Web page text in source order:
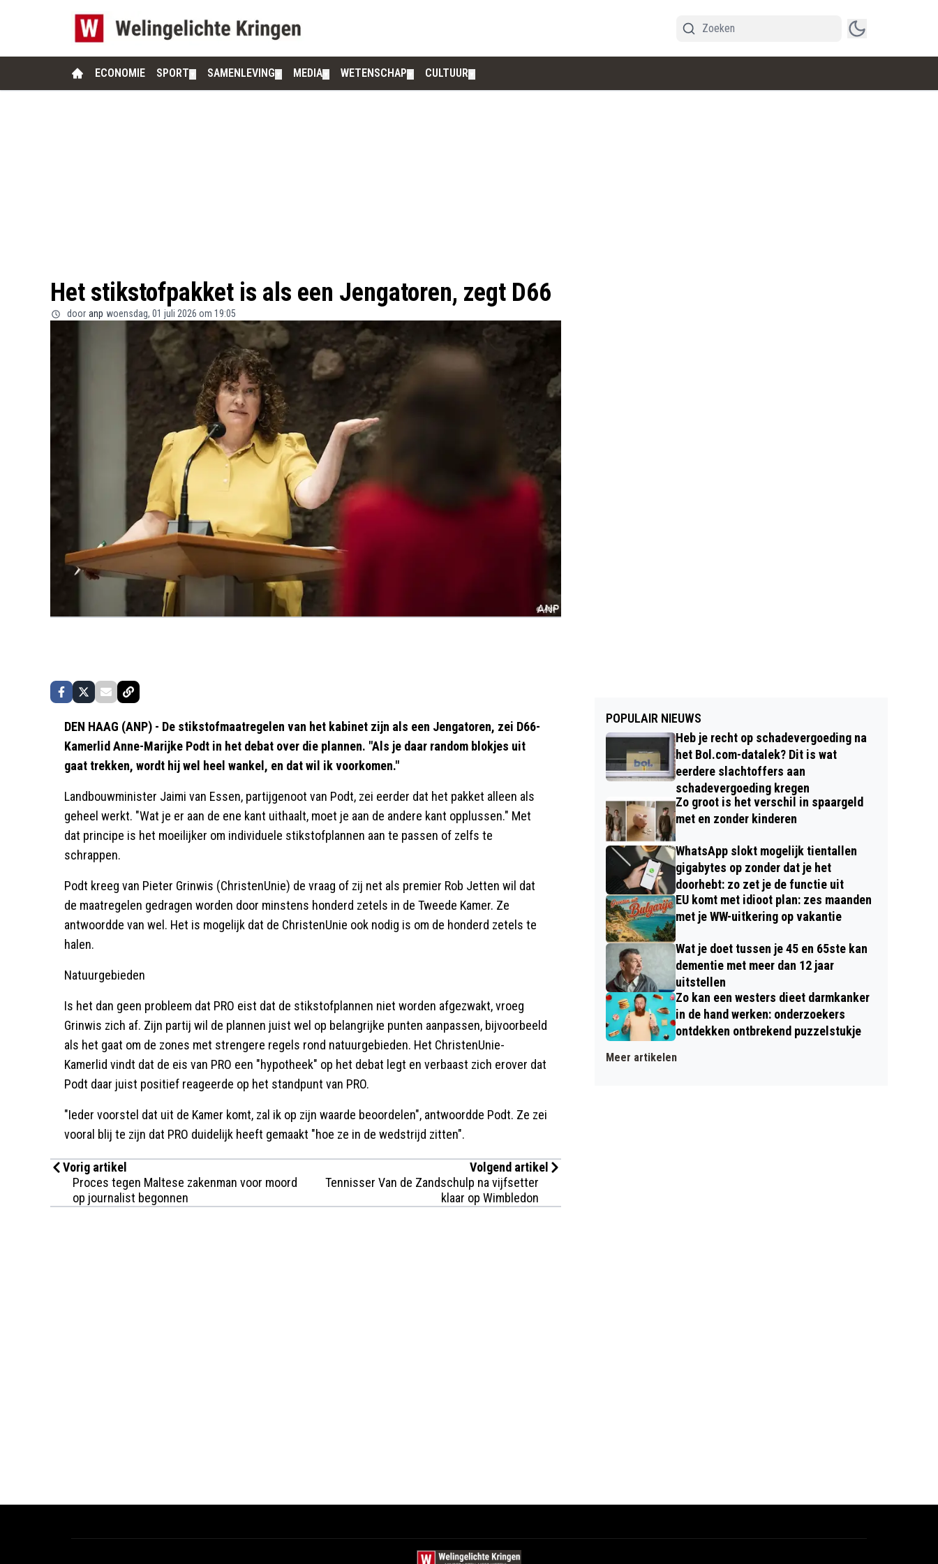
ECONOMIE SPORT SAMENLEVING MEDIA WETENSCHAP CULTUUR
Het stikstofpakket is als een Jengatoren, zegt D66
door anp woensdag, 01 juli 2026 om 19:05
DEN HAAG (ANP) - De stikstofmaatregelen van het kabinet zijn als een Jengatoren, zei D66-
Kamerlid Anne-Marijke Podt in het debat over die plannen. "Als je daar random blokjes uit
gaat trekken, wordt hij wel heel wankel, en dat wil ik voorkomen."
Landbouwminister Jaimi van Essen, partijgenoot van Podt, zei eerder dat het pakket alleen als
geheel werkt. "Wat je er aan de ene kant uithaalt, moet je aan de andere kant opplussen." Met
dat principe is het moeilijker om individuele stikstofplannen aan te passen of zelfs te
schrappen.
Podt kreeg van Pieter Grinwis (ChristenUnie) de vraag of zij net als premier Rob Jetten wil dat
de maatregelen gedragen worden door minstens honderd zetels in de Tweede Kamer. Ze
antwoordde van wel. Het is mogelijk dat de ChristenUnie ook nodig is om de honderd zetels te
halen.
Natuurgebieden
Is het dan geen probleem dat PRO eist dat de stikstofplannen niet worden afgezwakt, vroeg
Grinwis zich af. Zijn partij wil de plannen juist wel op belangrijke punten aanpassen, bijvoorbeeld
als het gaat om de zones met strengere regels rond natuurgebieden. Het ChristenUnie-
Kamerlid vindt dat de eis van PRO een "hypotheek" op het debat legt en verbaast zich erover dat
Podt daar juist positief reageerde op het standpunt van PRO.
"Ieder voorstel dat uit de Kamer komt, zal ik op zijn waarde beoordelen", antwoordde Podt. Ze zei
vooral blij te zijn dat PRO duidelijk heeft gemaakt "hoe ze in de wedstrijd zitten".
Vorig artikel
Proces tegen Maltese zakenman voor moord
op journalist begonnen
Volgend artikel
Tennisser Van de Zandschulp na vijfsetter
klaar op Wimbledon
POPULAIR NIEUWS
Heb je recht op schadevergoeding na
het Bol.com-datalek? Dit is wat
eerdere slachtoffers aan
schadevergoeding kregen
Zo groot is het verschil in spaargeld
met en zonder kinderen
WhatsApp slokt mogelijk tientallen
gigabytes op zonder dat je het
doorhebt: zo zet je de functie uit
EU komt met idioot plan: zes maanden
met je WW-uitkering op vakantie
Wat je doet tussen je 45 en 65ste kan
dementie met meer dan 12 jaar
uitstellen
Zo kan een westers dieet darmkanker
in de hand werken: onderzoekers
ontdekken ontbrekend puzzelstukje
Meer artikelen